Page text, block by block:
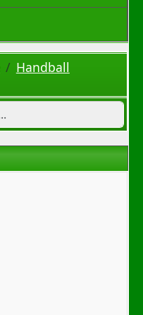
Handball